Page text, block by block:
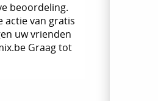
beoordeling.
actie van gratis
uw vrienden
Graag tot